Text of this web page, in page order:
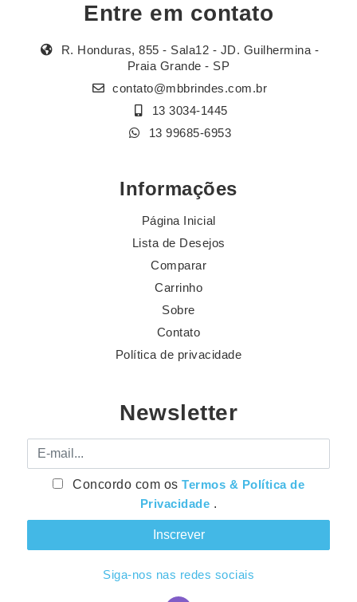
Entre em contato
R. Honduras, 855 - Sala12 - JD. Guilhermina -
Praia Grande - SP
contato@mbbrindes.com.br
13 3034-1445
13 99685-6953
Informações
Página Inicial
Lista de Desejos
Comparar
Carrinho
Sobre
Contato
Política de privacidade
Newsletter
E-mail
Concordo com osTermos & Política de
Privacidade .
Siga-nos nas redes sociais